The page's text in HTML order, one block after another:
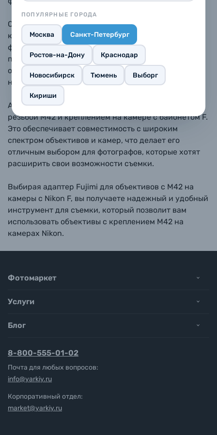
ПОПУЛЯРНЫЕ ГОРОДА
Москва Санкт-Петербург
Ростов-на-Дону Краснодар
Новосибирск Тюмень Выборг
Кириши
Особенностью данного адаптера является наличие
корректирующей линзы. Это позволяет
фокусироваться на бесконечность, что делает
процесс съемки более удобным и точным. Чип
отсутствует, что делает адаптер более простым и
надежным в использовании.
Адаптер Fujimi оснащен креплением на объективе с
резьбой M42 и креплением на камере с байонетом F.
Это обеспечивает совместимость с широким
спектром объективов и камер, что делает его
отличным выбором для фотографов, которые хотят
расширить свои возможности съемки.
Выбирая адаптер Fujimi для объективов с M42 на
камеры с Nikon F, вы получаете надежный и удобный
инструмент для съемки, который позволит вам
использовать объективы с креплением M42 на
камерах Nikon.
Фотомаркет
Услуги
Блог
8-800-555-01-02
Почта для любых вопросов:
info@yarkiy.ru
Корпоративный отдел:
market@yarkiy.ru